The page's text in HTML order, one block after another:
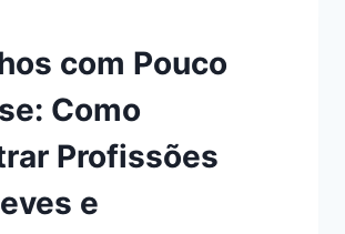
com Pouco
Como
Profissões
e